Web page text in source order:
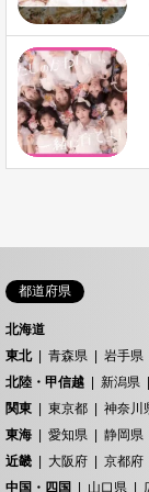
都道府県
北海道
東北
青森県 岩手県
北陸・甲信越
新潟県
関東
東京都 神奈川
東海
愛知県 静岡県
近畿
大阪府 京都府
中国・四国
山口県